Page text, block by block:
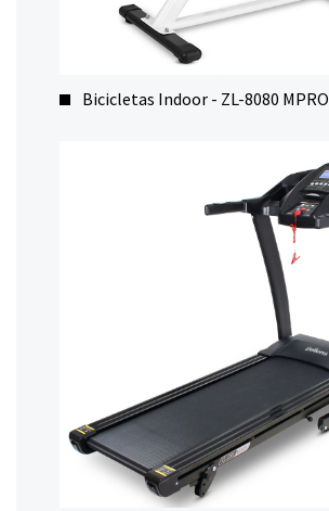
Bicicletas Indoor - ZL-8080 MPRO